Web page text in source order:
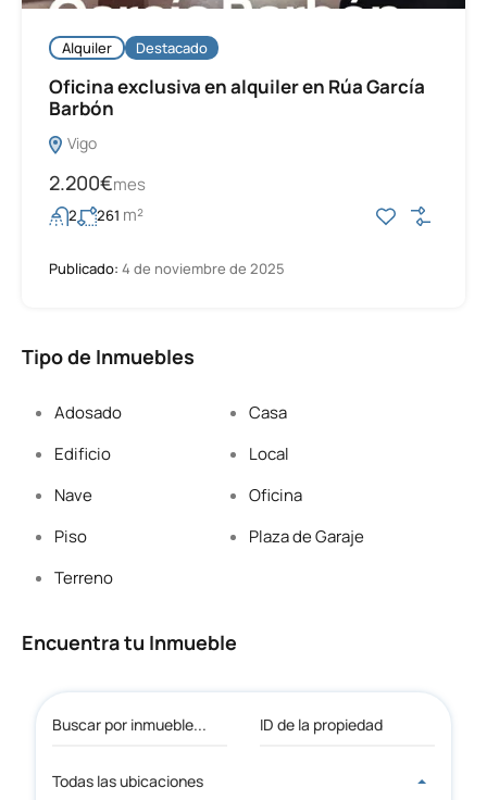
Alquiler Destacado
Oficina exclusiva en alquiler en Rúa García
Barbón
Vigo
2.200€mes
2 261 m²
Publicado: 4 de noviembre de 2025
Tipo de Inmuebles
Adosado
Casa
Edificio
Local
Nave
Oficina
Piso
Plaza de Garaje
Terreno
Encuentra tu Inmueble
Todas las ubicaciones